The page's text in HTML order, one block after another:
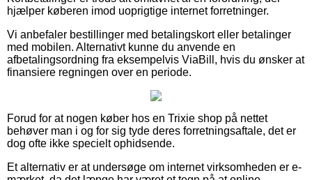
hjælper køberen imod uoprigtige internet forretninger.
Vi anbefaler bestillinger med betalingskort eller betalinger
med mobilen. Alternativt kunne du anvende en
afbetalingsordning fra eksempelvis ViaBill, hvis du ønsker at
finansiere regningen over en periode.
Forud for at nogen køber hos en Trixie shop på nettet
behøver man i og for sig tyde deres forretningsaftale, det er
dog ofte ikke specielt ophidsende.
Et alternativ er at undersøge om internet virksomheden er e-